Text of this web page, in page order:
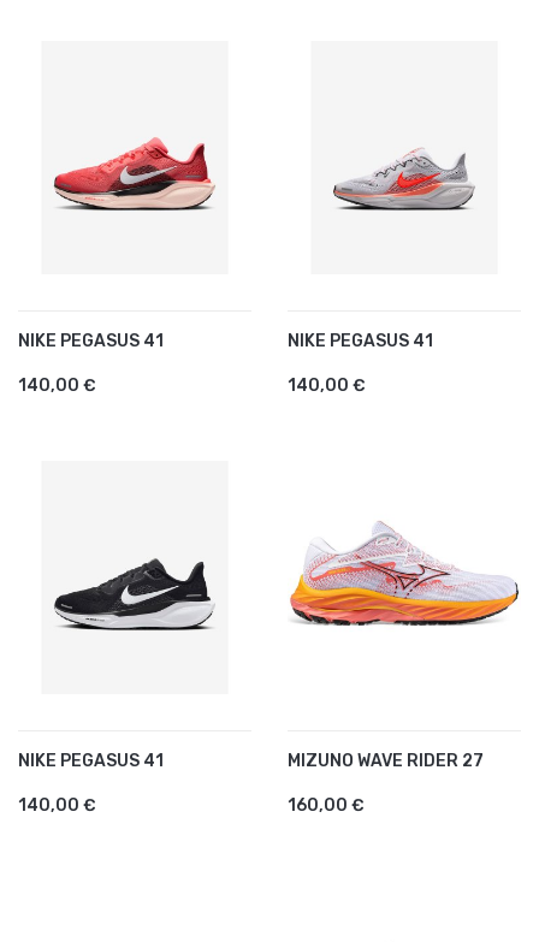
NIKE PEGASUS 41
140,00 €
NIKE PEGASUS 41
140,00 €
NIKE PEGASUS 41
140,00 €
MIZUNO WAVE RIDER 27
160,00 €